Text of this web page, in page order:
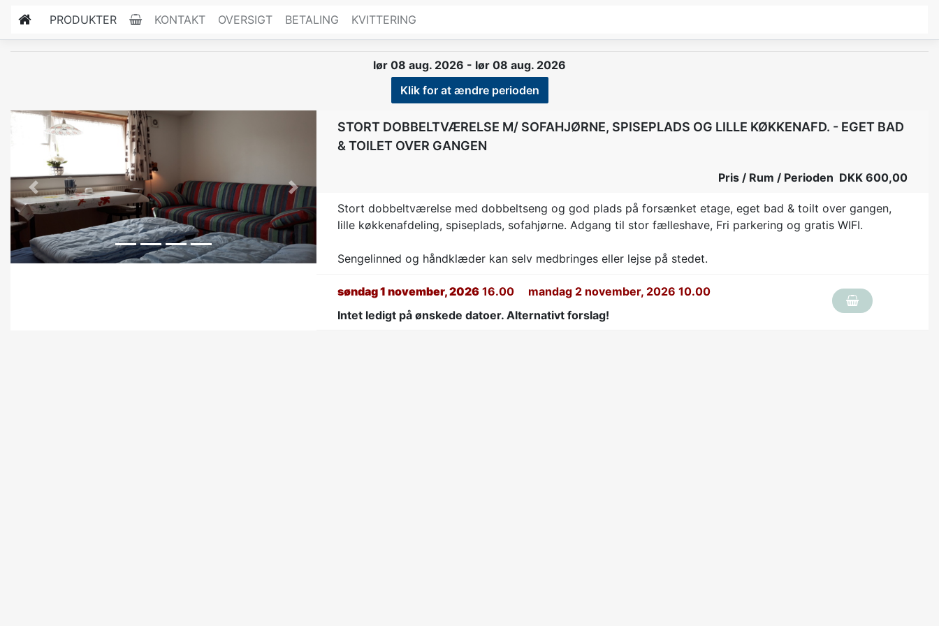
PRODUKTER KONTAKT OVERSIGT BETALING KVITTERING
lør 08 aug. 2026 - lør 08 aug. 2026
Klik for at ændre perioden
Previous Next
STORT DOBBELTVÆRELSE M/ SOFAHJØRNE, SPISEPLADS OG LILLE KØKKENAFD. - EGET BAD
& TOILET OVER GANGEN
Pris / Rum / Perioden DKK 600,00
Stort dobbeltværelse med dobbeltseng og god plads på forsænket etage, eget bad & toilt over gangen,
lille køkkenafdeling, spiseplads, sofahjørne. Adgang til stor fælleshave, Fri parkering og gratis WIFI.
Sengelinned og håndklæder kan selv medbringes eller lejse på stedet.
søndag 1 november, 2026 16.00
mandag 2 november, 2026 10.00
Intet ledigt på ønskede datoer. Alternativt forslag!